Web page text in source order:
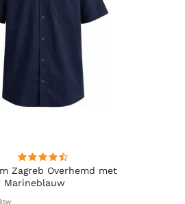
Zagreb Overhemd met
Marineblauw